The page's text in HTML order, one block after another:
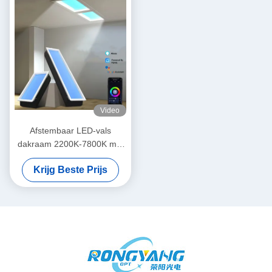
Video
Afstembaar LED-vals
dakraam 2200K-7800K met
IP44 / 50 Smart Tuya-versie
Krijg Beste Prijs